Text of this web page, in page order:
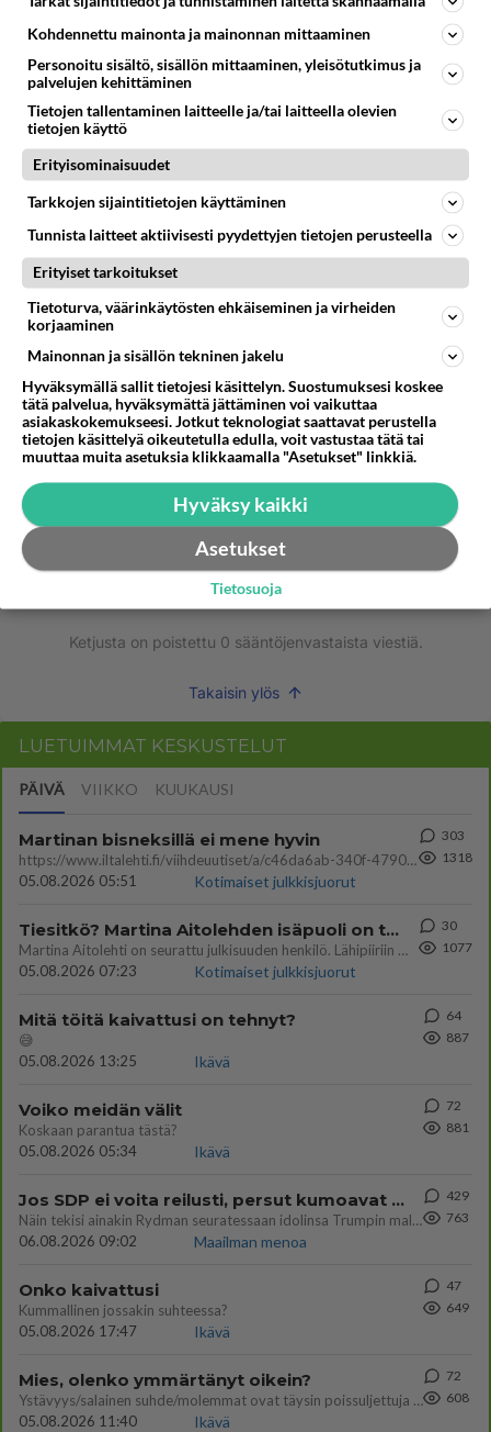
osaan hoitaa jonkin verran ja oen nyt
kiinnostunut niiden hoidosta =)
Äänestä Kommentoi
moikka
2012-07-30 19:25:53
no tiedättekö onko jyväskylässä nenäinniemessä
tallei oon kokenut hoitaja!
Äänestä
hoitsun kaipaaja
mitä tehdä jos ei uskalla kysyä hoitoponia tallin
omistajalta? please auttakaa koska haluun
hoitsun...
Äänestä Kommentoi
Ketjusta on poistettu 0 sääntöjenvastaista viestiä.
Takaisin ylös
LUETUIMMAT KESKUSTELUT
PÄIVÄ VIIKKO KUUKAUSI
Martinan bisneksillä ei mene hyvin
https://www.iltalehti.fi/viihdeuutiset/a/c46da6ab-340f-4790-aaa7-0865eed2336 Yrityksen konkurssihakemus on tullut kärä
05.08.2026 05:51
Kotimaiset julkkisjuorut
303
1318
Tiesitkö? Martina Aitolehden isäpuoli on tämä suosittu laulaja
Martina Aitolehti on seurattu julkisuuden henkilö. Lähipiiriin mahtuu muitakin tunnettuja henkilöitä. Tiesitkö, että Ma
05.08.2026 07:23
Kotimaiset julkkisjuorut
30
1077
Mitä töitä kaivattusi on tehnyt?
😅
05.08.2026 13:25
Ikävä
64
887
Voiko meidän välit
Koskaan parantua tästä?
05.08.2026 05:34
Ikävä
72
881
Jos SDP ei voita reilusti, persut kumoavat demokratian Suomesta
Näin tekisi ainakin Rydman seuratessaan idolinsa Trumpin mallia https://www.is.fi/politiikka/art-2000012187244.html
06.08.2026 09:02
Maailman menoa
429
763
Onko kaivattusi
Kummallinen jossakin suhteessa?
05.08.2026 17:47
Ikävä
47
649
Mies, olenko ymmärtänyt oikein?
Ystävyys/salainen suhde/molemmat ovat täysin poissuljettuja asioita? Nainen
05.08.2026 11:40
Ikävä
72
608
Kohdennettu mainonta ja mainonnan mittaaminen
Personoitu sisältö, sisällön mittaaminen, yleisötutkimus ja
palvelujen kehittäminen
Tietojen tallentaminen laitteelle ja/tai laitteella olevien
tietojen käyttö
Erityisominaisuudet
Tarkkojen sijaintitietojen käyttäminen
Tunnista laitteet aktiivisesti pyydettyjen tietojen perusteella
Erityiset tarkoitukset
Tietoturva, väärinkäytösten ehkäiseminen ja virheiden
korjaaminen
Mainonnan ja sisällön tekninen jakelu
Hyväksymällä sallit tietojesi käsittelyn. Suostumuksesi koskee
tätä palvelua, hyväksymättä jättäminen voi vaikuttaa
asiakaskokemukseesi. Jotkut teknologiat saattavat perustella
tietojen käsittelyä oikeutetulla edulla, voit vastustaa tätä tai
muuttaa muita asetuksia klikkaamalla "Asetukset" linkkiä.
Hyväksy kaikki
Asetukset
Tietosuoja